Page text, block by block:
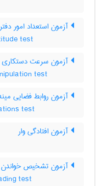
آزمون استعداد امور
test
آزمون سرعت دستکاری
test
آزمون روابط فضایی
test
آزمون افتادگی وار
آزمون تشخیص خواندن
test